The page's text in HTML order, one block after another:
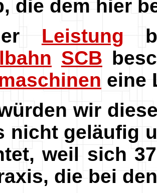
die dem hier
Leistung
SCB
eine
wir
nicht geläufig
weil sich
die bei